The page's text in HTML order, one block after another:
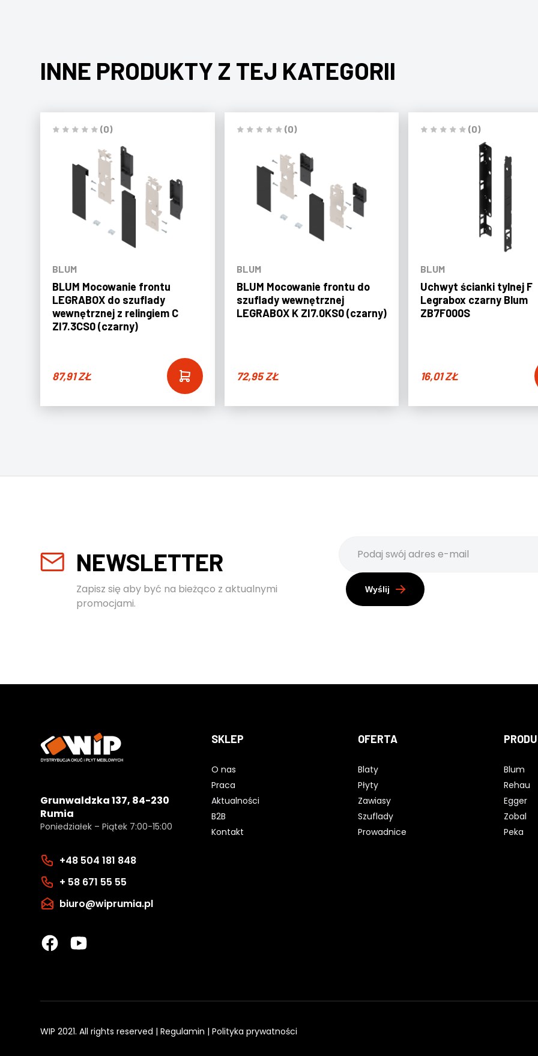
INNE PRODUKTY Z TEJ KATEGORII
(0)
BLUM
BLUM Mocowanie frontu
LEGRABOX do szuflady
wewnętrznej z relingiem C
ZI7.3CS0 (czarny)
87,91ZŁ
(0)
BLUM
BLUM Mocowanie frontu do
szuflady wewnętrznej
LEGRABOX K ZI7.0KS0 (czarny)
72,95ZŁ
(0)
BLUM
Uchwyt ścianki tylnej F
Legrabox czarny Blum
ZB7F000S
16,01ZŁ
NEWSLETTER
Zapisz się aby być na bieżąco z aktualnymi
promocjami.
Wyślij
Grunwaldzka 137, 84-230
Rumia
Poniedziałek – Piątek 7:00-15:00
+48 504 181 848
+ 58 671 55 55
biuro@wiprumia.pl
SKLEP
O nas
Praca
Aktualności
B2B
Kontakt
OFERTA
Blaty
Płyty
Zawiasy
Szuflady
Prowadnice
Blum
Rehau
Egger
Zobal
Peka
WIP 2021. All rights reserved |Regulamin |Polityka prywatności